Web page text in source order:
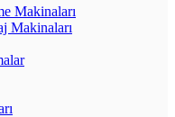
Makinaları
Makinaları